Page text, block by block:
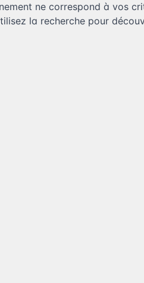
ne correspond à vos
la recherche pour